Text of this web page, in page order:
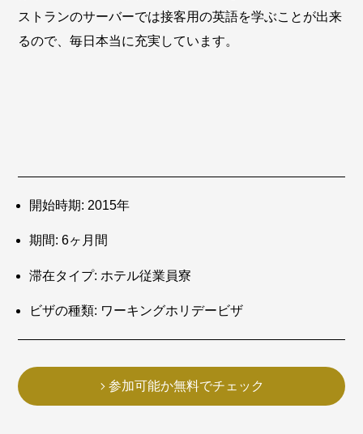
ストランのサーバーでは接客用の英語を学ぶことが出来
るので、毎日本当に充実しています。
開始時期: 2015年
期間: 6ヶ月間
滞在タイプ: ホテル従業員寮
ビザの種類: ワーキングホリデービザ
参加可能か無料でチェック